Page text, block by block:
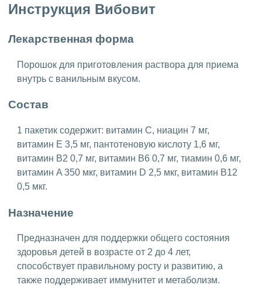
Инструкция Вибовит
Лекарственная форма
Порошок для приготовления раствора для приема
внутрь с ванильным вкусом.
Состав
1 пакетик содержит: витамин С, ниацин 7 мг,
витамин Е 3,5 мг, пантотеновую кислоту 1,6 мг,
витамин В2 0,7 мг, витамин B6 0,7 мг, тиамин 0,6 мг,
витамин A 350 мкг, витамин D 2,5 мкг, витамин B12
0,5 мкг.
Назначение
Предназначен для поддержки общего состояния
здоровья детей в возрасте от 2 до 4 лет,
способствует правильному росту и развитию, а
также поддерживает иммунитет и метаболизм.